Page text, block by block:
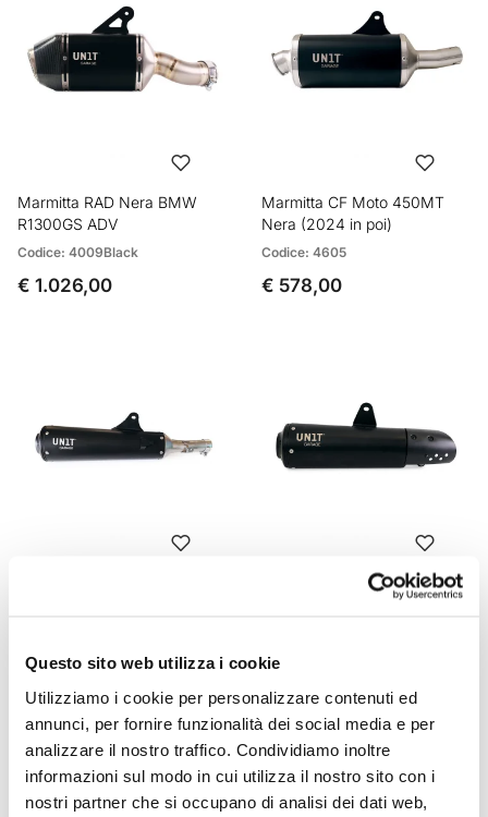
Questo sito web utilizza i cookie
Utilizziamo i cookie per personalizzare contenuti ed
annunci, per fornire funzionalità dei social media e per
analizzare il nostro traffico. Condividiamo inoltre
informazioni sul modo in cui utilizza il nostro sito con i
nostri partner che si occupano di analisi dei dati web,
Marmitta RAD Nera BMW
R1300GS ADV
Codice: 4009Black
€ 1.026,00
Marmitta CF Moto 450MT
Nera (2024 in poi)
Codice: 4605
€ 578,00
Marmitta Royal Enfield Bear
€ 504,00